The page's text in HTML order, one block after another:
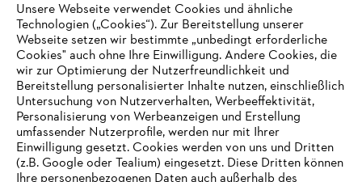
Zahlungsmöglichkeiten
Unsere Webseite verwendet Cookies und ähnliche
Technologien („Cookies“). Zur Bereitstellung unserer
Webseite setzen wir bestimmte „unbedingt erforderliche
Cookies" auch ohne Ihre Einwilligung. Andere Cookies, die
wir zur Optimierung der Nutzerfreundlichkeit und
Bereitstellung personalisierter Inhalte nutzen, einschließlich
Untersuchung von Nutzerverhalten, Werbeeffektivität,
Personalisierung von Werbeanzeigen und Erstellung
umfassender Nutzerprofile, werden nur mit Ihrer
Einwilligung gesetzt. Cookies werden von uns und Dritten
(z.B. Google oder Tealium) eingesetzt. Diese Dritten können